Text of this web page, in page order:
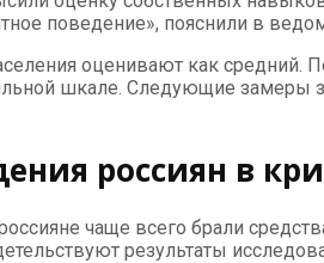
поведение», пояснили в
оценивают как средний.
шкале. Следующие замеры
россиян в
чаще всего брали
результаты